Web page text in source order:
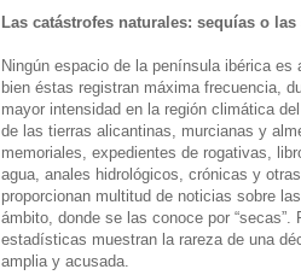
Las catástrofes naturales: sequías o las
Ningún espacio de la península ibérica
bien éstas registran máxima frecuencia,
mayor intensidad en la región climática
de las tierras alicantinas, murcianas y
memoriales, expedientes de rogativas,
agua, anales hidrológicos, crónicas y
proporcionan multitud de noticias sobre
ámbito, donde se las conoce por
estadísticas muestran la rareza de una
amplia y acusada.